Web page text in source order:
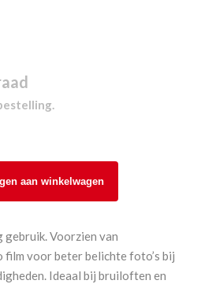
aan winkelwagen
gebruik. Voorzien van
voor beter belichte foto’s bij
Ideaal bij bruiloften en